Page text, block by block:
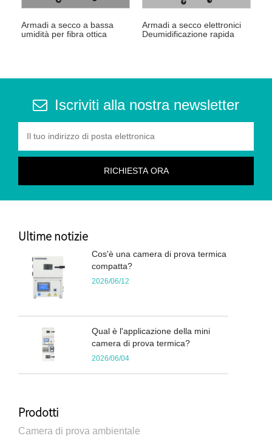
Armadi a secco a bassa
umidità per fibra ottica
Armadi a secco elettronici
Deumidificazione rapida
Iscriviti alla nostra newsletter
Ultime notizie
Cos'è una camera di prova termica
compatta?
2026/06/12
Qual è l'applicazione della mini
camera di prova termica?
2026/06/04
Prodotti
Camera di prova ambientale